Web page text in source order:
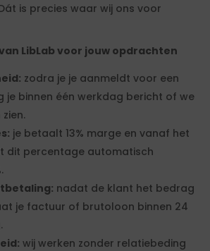
is precies waar wij ons voor
LibLab voor jouw opdrachten
zodra je je aanmeldt voor een
binnen één werkdag bericht of we
je betaalt 13% marge en vanaf het
dit percentage automatisch
nadat de klant het bedrag
je factuur of brutoloon binnen 24
wij werken zonder relatiebeding